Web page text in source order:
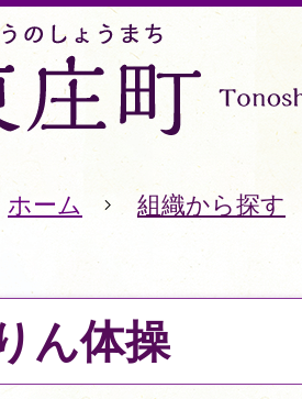
ホーム 組織から探す
ん体操